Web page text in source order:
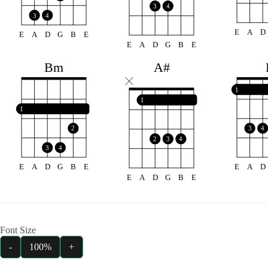
3 4
E A D G B E
3 4
E A D G B E
E A D
Bm
1
3 4
2
E A D G B E
A#
1
2 3 4
E A D G B E
1
3 4
E A D
Font Size
-
100% +